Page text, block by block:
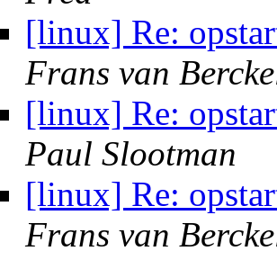
[linux] Re:
Frans van
[linux] Re:
Paul Slootman
[linux] Re:
Frans van